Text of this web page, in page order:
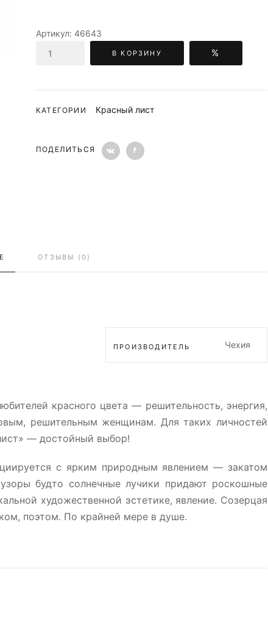
Артикул: 46643
В КОРЗИНУ %
КАТЕГОРИИ Красный лист
ПОДЕЛИТЬСЯ
ОТЗЫВЫ (0)
ПРОИЗВОДИТЕЛЬ Чехия
красного цвета — решительность, энергия,
решительным женщинам. Для таких личностей
— достойный выбор!
с ярким природным явлением — закатом
будто солнечные лучики придают роскошные
художественной эстетике, явление. Созерцая
поэтом. По крайней мере в душе.